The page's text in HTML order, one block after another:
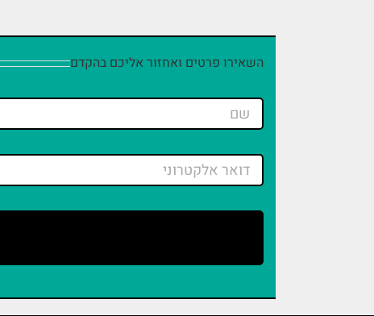
השאירו פרטים ואחזור אליכם בהקדם